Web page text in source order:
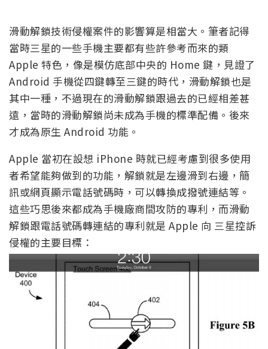
滑動解鎖技術侵權案件的影響算是相當大。筆者記得
當時三星的一些手機主要都有些許參考而來的類
Apple 特色，像是模仿底部中央的 Home 鍵，見證了
Android 手機從四鍵轉至三鍵的時代，滑動解鎖也是
其中一種，不過現在的滑動解鎖跟過去的已經相差甚
遠，當時的滑動解鎖尚未成為手機的標準配備。後來
才成為原生 Android 功能。
Apple 當初在設想 iPhone 時就已經考慮到很多使用
者希望能夠做到的功能，解鎖就是左邊滑到右邊，簡
訊或網頁顯示電話號碼時，可以轉換成撥號連結等。
這些巧思後來都成為手機廠商間攻防的專利，而滑動
解鎖跟電話號碼轉連結的專利就是 Apple 向 三星控訴
侵權的主要目標：